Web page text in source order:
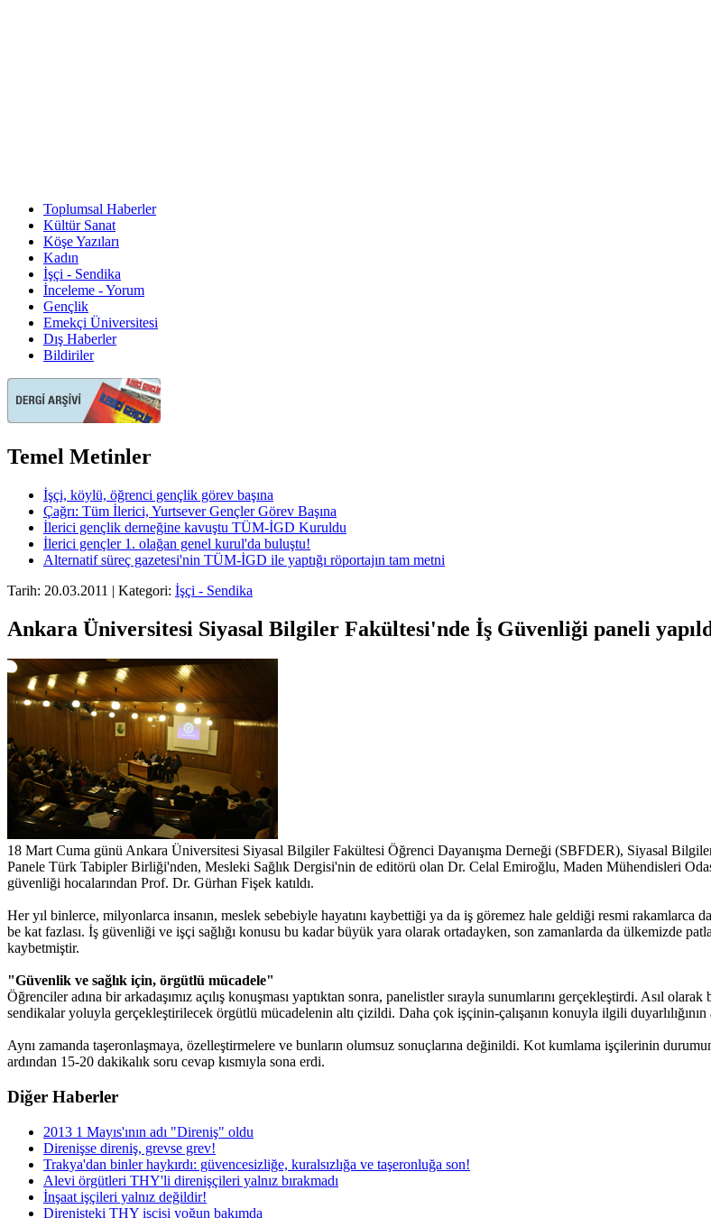
Toplumsal Haberler
Kültür Sanat
Köşe Yazıları
Kadın
İşçi - Sendika
İnceleme - Yorum
Gençlik
Emekçi Üniversitesi
Dış Haberler
Bildiriler
Temel Metinler
İşçi, köylü, öğrenci gençlik görev başına
Çağrı: Tüm İlerici, Yurtsever Gençler Görev Başına
İlerici gençlik derneğine kavuştu TÜM-İGD Kuruldu
İlerici gençler 1. olağan genel kurul'da buluştu!
Alternatif süreç gazetesi'nin TÜM-İGD ile yaptığı röportajın tam metni
Tarih: 20.03.2011 | Kategori: İşçi - Sendika
Ankara Üniversitesi Siyasal Bilgiler Fakültesi'nde İş Güvenliği paneli
18 Mart Cuma günü Ankara Üniversitesi Siyasal Bilgiler Fakültesi Öğrenci Dayanışma Derneği (SBFDER), Siyasal
Panele Türk Tabipler Birliği'nden, Mesleki Sağlık Dergisi'nin de editörü olan Dr. Celal Emiroğlu, Maden Mühendisleri
güvenliği hocalarından Prof. Dr. Gürhan Fişek katıldı.
Her yıl binlerce, milyonlarca insanın, meslek sebebiyle hayatını kaybettiği ya da iş göremez hale geldiği resmi rakamlarca
be kat fazlası. İş güvenliği ve işçi sağlığı konusu bu kadar büyük yara olarak ortadayken, son zamanlarda da ülkemizde
kaybetmiştir.
"Güvenlik ve sağlık için, örgütlü mücadele"
Öğrenciler adına bir arkadaşımız açılış konuşması yaptıktan sonra, panelistler sırayla sunumlarını gerçekleştirdi. Asıl
sendikalar yoluyla gerçekleştirilecek örgütlü mücadelenin altı çizildi. Daha çok işçinin-çalışanın konuyla ilgili duyarlılığının
Aynı zamanda taşeronlaşmaya, özelleştirmelere ve bunların olumsuz sonuçlarına değinildi. Kot kumlama işçilerinin
ardından 15-20 dakikalık soru cevap kısmıyla sona erdi.
Diğer Haberler
2013 1 Mayıs'ının adı "Direniş" oldu
Direnişse direniş, grevse grev!
Trakya'dan binler haykırdı: güvencesizliğe, kuralsızlığa ve taşeronluğa son!
Alevi örgütleri THY'li direnişçileri yalnız bırakmadı
İnşaat işçileri yalnız değildir!
Direnişteki THY işçisi yoğun bakımda